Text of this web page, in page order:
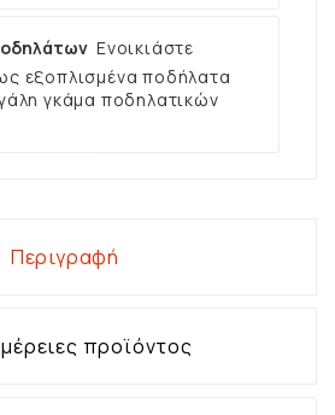
Ενοικιάστε
εξοπλισμένα ποδήλατα
γκάμα ποδηλατικών
Περιγραφή
προϊόντος